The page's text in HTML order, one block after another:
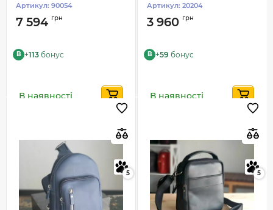
Артикул: 90054
7 594 грн
B +113 бонус
В наявності
Артикул: 20204
3 960 грн
B +59 бонус
В наявності
5 5